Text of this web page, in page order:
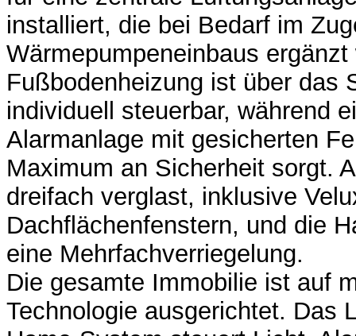
installiert, die bei Bedarf im
Wärmepumpeneinbaus
Fußbodenheizung ist über das
individuell steuerbar, während
Alarmanlage mit gesicherten
Maximum an Sicherheit sorgt.
dreifach verglast, inklusive
Dachflächenfenstern, und die
eine Mehrfachverriegelung.
Die gesamte Immobilie ist auf
Technologie ausgerichtet. Das